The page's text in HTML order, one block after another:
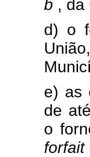
b , da
d) o
e) as
de
o
forfait